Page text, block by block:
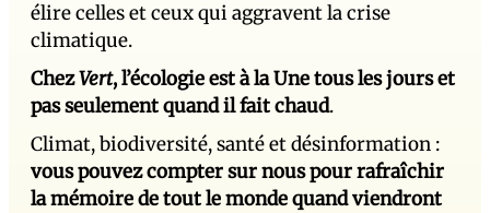
élire celles et ceux qui aggravent la crise
climatique.
ChezVert, l’écologie est à la Une tous les jours et
pas seulement quand il fait chaud.
Climat, biodiversité, santé et désinformation :
vous pouvez compter sur nous pour rafraîchir
la mémoire de tout le monde quand viendront